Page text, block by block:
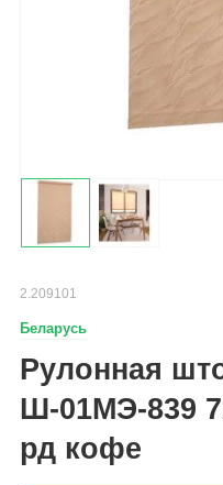
2.209101
Беларусь
Рулонная
Ш-01МЭ-839
рд кофе